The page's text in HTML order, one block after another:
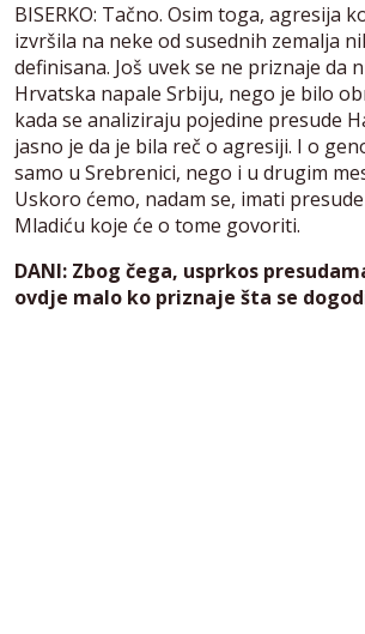
BISERKO: Tačno. Osim toga, agresija
izvršila na neke od susednih zemalja
definisana. Još uvek se ne priznaje da
Hrvatska napale Srbiju, nego je bilo
kada se analiziraju pojedine presude
jasno je da je bila reč o agresiji. I o
samo u Srebrenici, nego i u drugim
Uskoro ćemo, nadam se, imati
Mladiću koje će o tome govoriti.
DANI: Zbog čega, usprkos
ovdje malo ko priznaje šta se